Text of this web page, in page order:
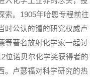
索。1905年哈恩专程前往
时公认的镭的研究权威卢
等著名放射化学家一起讨
位诺贝尔化学奖获得者的
。卢瑟福对科学研究的热